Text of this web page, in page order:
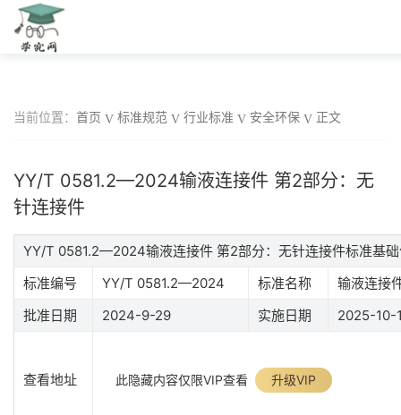
当前位置： 首页 标准规范 行业标准 安全环保 正文
YY/T 0581.2—2024输液连接件 第2部分：无
针连接件
YY/T 0581.2—2024输液连接件 第2部分：无针连接件标准基
标准编号
YY/T 0581.2—2024 标准名称
输液连接
批准日期
2024-9-29 实施日期 2025-10-
查看地址 此隐藏内容仅限VIP查看 升级VIP